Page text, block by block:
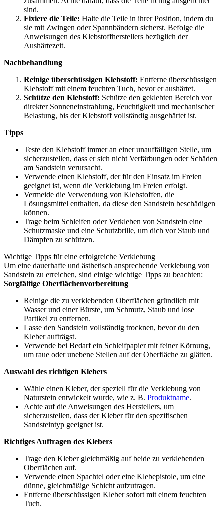
sind.
Fixiere die Teile: Halte die Teile in ihrer Position, indem du
sie mit Zwingen oder Spannbändern sicherst. Befolge die
Anweisungen des Klebstoffherstellers bezüglich der
Aushärtezeit.
Nachbehandlung
Reinige überschüssigen Klebstoff: Entferne überschüssigen
Klebstoff mit einem feuchten Tuch, bevor er aushärtet.
Schütze den Klebstoff: Schütze den geklebten Bereich vor
direkter Sonneneinstrahlung, Feuchtigkeit und mechanischer
Belastung, bis der Klebstoff vollständig ausgehärtet ist.
Tipps
Teste den Klebstoff immer an einer unauffälligen Stelle, um
sicherzustellen, dass er sich nicht Verfärbungen oder Schäden
am Sandstein verursacht.
Verwende einen Klebstoff, der für den Einsatz im Freien
geeignet ist, wenn die Verklebung im Freien erfolgt.
Vermeide die Verwendung von Klebstoffen, die
Lösungsmittel enthalten, da diese den Sandstein beschädigen
können.
Trage beim Schleifen oder Verkleben von Sandstein eine
Schutzmaske und eine Schutzbrille, um dich vor Staub und
Dämpfen zu schützen.
Wichtige Tipps für eine erfolgreiche Verklebung
Um eine dauerhafte und ästhetisch ansprechende Verklebung von
Sandstein zu erreichen, sind einige wichtige Tipps zu beachten:
Sorgfältige Oberflächenvorbereitung
Reinige die zu verklebenden Oberflächen gründlich mit
Wasser und einer Bürste, um Schmutz, Staub und lose
Partikel zu entfernen.
Lasse den Sandstein vollständig trocknen, bevor du den
Kleber aufträgst.
Verwende bei Bedarf ein Schleifpapier mit feiner Körnung,
um raue oder unebene Stellen auf der Oberfläche zu glätten.
Auswahl des richtigen Klebers
Wähle einen Kleber, der speziell für die Verklebung von
Naturstein entwickelt wurde, wie z. B. Produktname.
Achte auf die Anweisungen des Herstellers, um
sicherzustellen, dass der Kleber für den spezifischen
Sandsteintyp geeignet ist.
Richtiges Auftragen des Klebers
Trage den Kleber gleichmäßig auf beide zu verklebenden
Oberflächen auf.
Verwende einen Spachtel oder eine Klebepistole, um eine
dünne, gleichmäßige Schicht aufzutragen.
Entferne überschüssigen Kleber sofort mit einem feuchten
Tuch.